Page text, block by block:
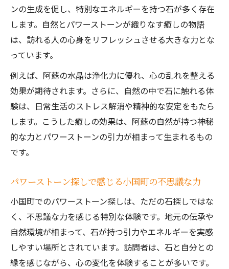
ンの生成を促し、特別なエネルギーを持つ石が多く存在
します。自然とパワーストーンが織りなす癒しの物語
は、訪れる人の心身をリフレッシュさせる大きな力とな
っています。
例えば、阿蘇の水晶は浄化力に優れ、心の乱れを整える
効果が期待されます。さらに、自然の中で石に触れる体
験は、日常生活のストレス解消や精神的な安定をもたら
します。こうした癒しの効果は、阿蘇の自然が持つ神秘
的な力とパワーストーンの引力が相まって生まれるもの
です。
パワーストーン探しで感じる小国町の不思議な力
小国町でのパワーストーン探しは、ただの石探しではな
く、不思議な力を感じる特別な体験です。地元の伝承や
自然環境が相まって、石が持つ引力やエネルギーを実感
しやすい場所とされています。訪問者は、石と自分との
縁を感じながら、心の変化を体験することが多いです。